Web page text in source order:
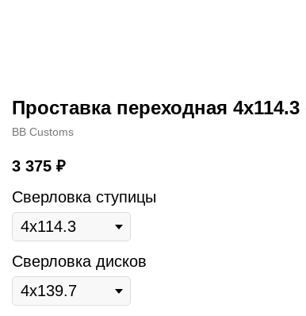
Проставка переходная 4х114.3
BB Customs
3 375 ₽
Сверловка ступицы
Сверловка дисков